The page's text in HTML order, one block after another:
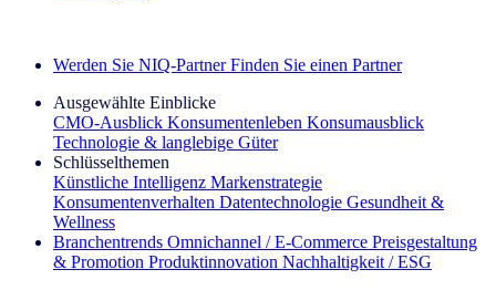
Werden Sie NIQ-Partner Finden Sie einen Partner
Ausgewählte Einblicke
CMO‑Ausblick Konsumentenleben Konsumausblick
Technologie & langlebige Güter
Schlüsselthemen
Künstliche Intelligenz Markenstrategie
Konsumentenverhalten Datentechnologie Gesundheit &
Wellness
Branchentrends Omnichannel / E‑Commerce Preisgestaltung
& Promotion Produktinnovation Nachhaltigkeit / ESG